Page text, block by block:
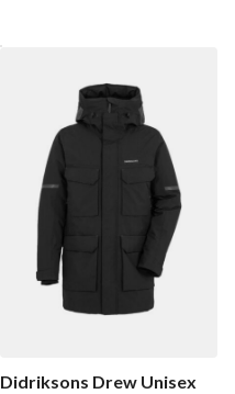
Didriksons Drew Unisex